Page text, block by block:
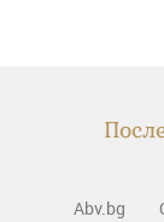
Abv.bg